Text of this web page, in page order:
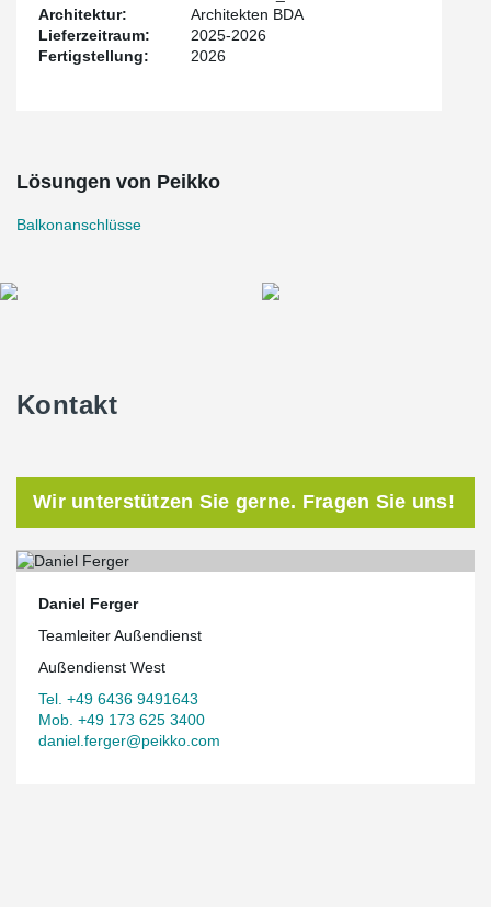
auskragenden Bauteilen wie Balkonen oder Vordächern. Dadurch
wird der Wärmeverlust erheblich reduziert und die
Energieeffizienz des Gebäudes optimiert.
Architektur:
Architekten BDA
Lieferzeitraum:
2025-2026
Fertigstellung:
2026
Lösungen von Peikko
Balkonanschlüsse
Kontakt
Wir unterstützen Sie gerne. Fragen Sie uns!
Daniel Ferger
Teamleiter Außendienst
Außendienst West
Tel. +49 6436 9491643
Mob. +49 173 625 3400
daniel.ferger@peikko.com